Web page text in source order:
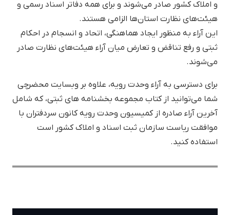
و املاک کشور صادر می‌شوند و برای همه دفاتر اسناد رسمی و
هیئت‌های نظارت استان‌ها الزامی هستند.
این آراء به منظور ایجاد هماهنگی، اتحاد و انسجام در احکام
ثبتی و رفع تناقض و تعارض میان آراء هیئت‌های نظارت صادر
می‌شوند.
برای دسترسی به آراء وحدت رویه، علاوه بر وبسایت محضرچی
شما می‌توانید از کتاب مجموعه بخشنامه های ثبتی، که شامل
آخرین آراء صادره از کمیسیون وحدت رویه کانون سردفتران با
موافقت ریاست سازمان ثبت اسناد و املاک کشور است
استفاده کنید.